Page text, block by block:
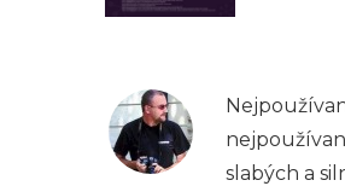
slabých a